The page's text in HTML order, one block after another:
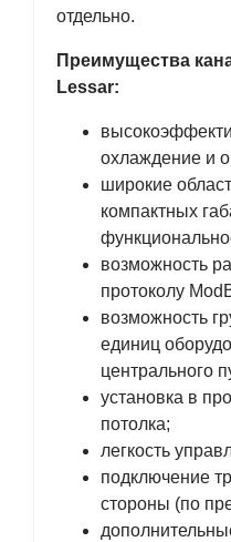
отдельно.
Преимущества
Lessar:
охлаждение и
широкие
компактных
возможность
протоколу
возможность
единиц
центрального
установка в
потолка;
легкость
подключение
стороны (по